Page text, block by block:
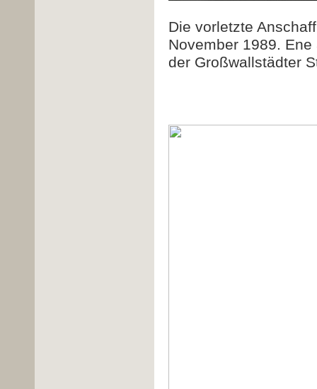
Die vorletzte
November 1989.
der Großwallstädter